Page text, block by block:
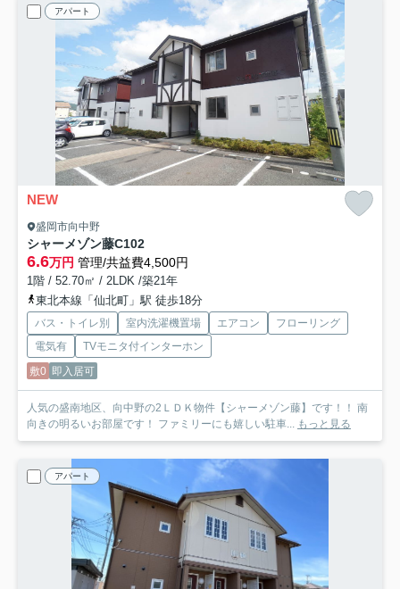
アパート
NEW
盛岡市向中野
シャーメゾン藤C102
6.6万円 管理/共益費4,500円
1階 / 52.70㎡ / 2LDK /築21年
東北本線「仙北町」駅 徒歩18分
バス・トイレ別 室内洗濯機置場 エアコン
フローリング
電気有
TVモニタ付インターホン
敷0 即入居可
人気の盛南地区、向中野の2ＬＤＫ物件【シャーメゾン藤】です！！ 南
向きの明るいお部屋です！ ファミリーにも嬉しい駐車... もっと見る
アパート